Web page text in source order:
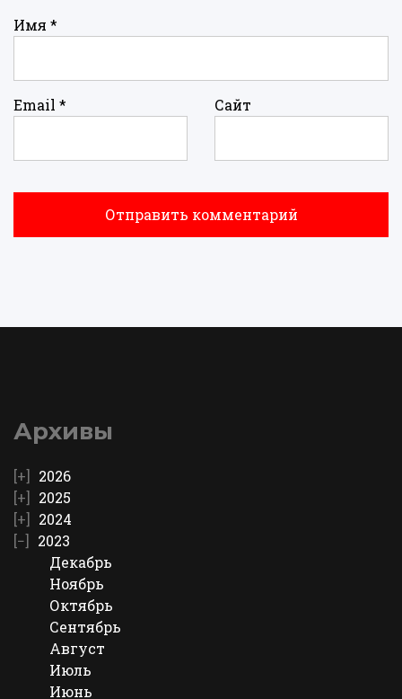
Имя *
Email * Сайт
Архивы
2026
2025
2024
2023
Декабрь
Ноябрь
Октябрь
Сентябрь
Август
Июль
Июнь